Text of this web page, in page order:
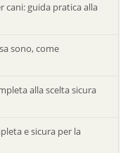
cani: guida pratica alla
sono, come
alla scelta sicura
e sicura per la